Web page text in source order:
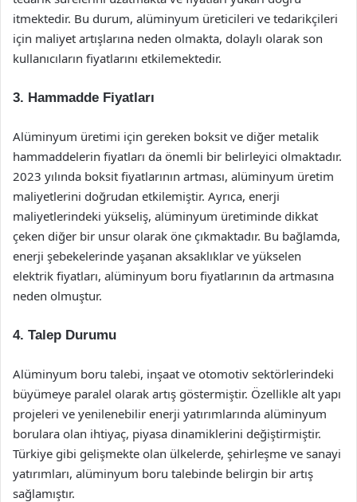
itmektedir. Bu durum, alüminyum üreticileri ve tedarikçileri
için maliyet artışlarına neden olmakta, dolaylı olarak son
kullanıcıların fiyatlarını etkilemektedir.
3. Hammadde Fiyatları
Alüminyum üretimi için gereken boksit ve diğer metalik
hammaddelerin fiyatları da önemli bir belirleyici olmaktadır.
2023 yılında boksit fiyatlarının artması, alüminyum üretim
maliyetlerini doğrudan etkilemiştir. Ayrıca, enerji
maliyetlerindeki yükseliş, alüminyum üretiminde dikkat
çeken diğer bir unsur olarak öne çıkmaktadır. Bu bağlamda,
enerji şebekelerinde yaşanan aksaklıklar ve yükselen
elektrik fiyatları, alüminyum boru fiyatlarının da artmasına
neden olmuştur.
4. Talep Durumu
Alüminyum boru talebi, inşaat ve otomotiv sektörlerindeki
büyümeye paralel olarak artış göstermiştir. Özellikle alt yapı
projeleri ve yenilenebilir enerji yatırımlarında alüminyum
borulara olan ihtiyaç, piyasa dinamiklerini değiştirmiştir.
Türkiye gibi gelişmekte olan ülkelerde, şehirleşme ve sanayi
yatırımları, alüminyum boru talebinde belirgin bir artış
sağlamıştır.